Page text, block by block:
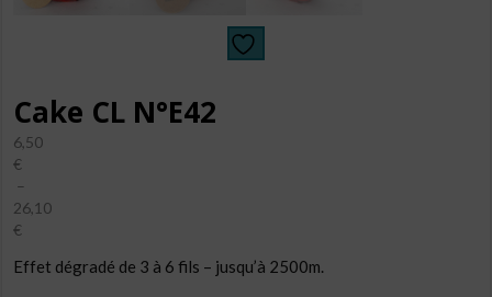
Cake CL N°E42
6,50
€
–
26,10
€
de
Effet dégradé de 3 à 6 fils – jusqu’à 2500m.